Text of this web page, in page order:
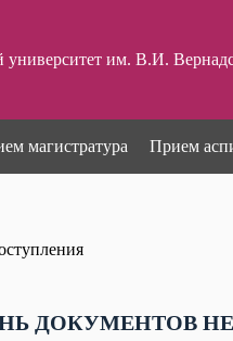
им. В.И.
магистратура Прием
ДОКУМЕНТОВ